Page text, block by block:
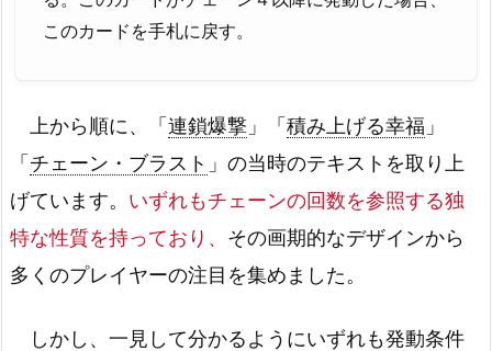
このカードを手札に戻す。
上から順に、「 連鎖爆撃 」「 積み上げる幸福 」
「 チェーン・ブラスト 」の当時のテキストを取り上
げています。 いずれもチェーンの回数を参照する独
特な性質を持っており、 その画期的なデザインから
多くのプレイヤーの注目を集めました。
しかし、一見して分かるようにいずれも発動条件